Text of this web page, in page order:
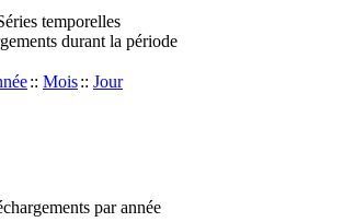
temporelles
durant la période
:: Mois:: Jour
par année